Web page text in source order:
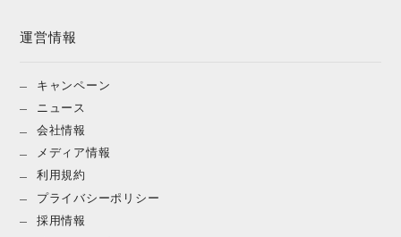
運営情報
キャンペーン
ニュース
会社情報
メディア情報
利用規約
プライバシーポリシー
採用情報